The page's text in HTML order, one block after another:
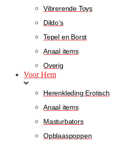
Vibrerende Toys
Dildo’s
Tepel en Borst
Anaal items
Overig
Voor Hem
Herenkleding Erotisch
Anaal items
Masturbators
Opblaaspoppen